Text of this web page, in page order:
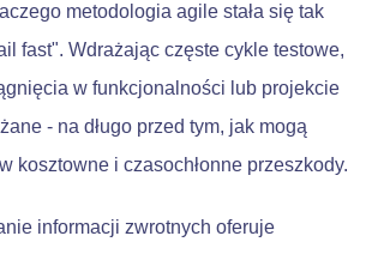
metodologia agile stała się tak
fast". Wdrażając częste cykle testowe,
w funkcjonalności lub projekcie
- na długo przed tym, jak mogą
kosztowne i czasochłonne przeszkody.
informacji zwrotnych oferuje